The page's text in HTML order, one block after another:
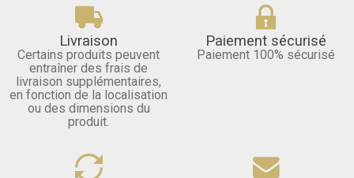
Livraison
Certains produits peuvent
entraîner des frais de
livraison supplémentaires,
en fonction de la localisation
ou des dimensions du
produit.
Paiement sécurisé
Paiement 100% sécurisé